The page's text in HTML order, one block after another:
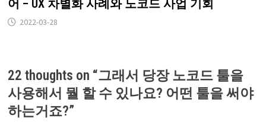
어 – UX 차별화 사례와 노코드 사업 기회
2022-03-28
22 thoughts on “그래서 당장 노코드 툴을
사용해서 뭘 할 수 있나요? 어떤 툴을 써야
하는거죠?”